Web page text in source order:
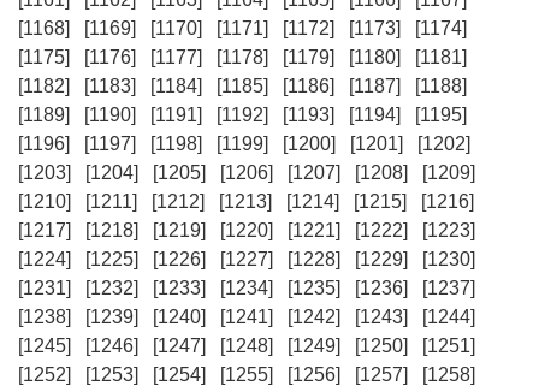
[1168]
[1169] [1170] [1171] [1172] [1173]
[1174]
[1175]
[1176] [1177] [1178] [1179] [1180]
[1181]
[1182]
[1183] [1184] [1185] [1186] [1187]
[1188]
[1189]
[1190] [1191] [1192] [1193] [1194]
[1195]
[1196]
[1197] [1198] [1199] [1200] [1201]
[1202]
[1203]
[1204] [1205] [1206] [1207] [1208]
[1209]
[1210]
[1211] [1212] [1213] [1214] [1215]
[1216]
[1217]
[1218] [1219] [1220] [1221] [1222]
[1223]
[1224]
[1225] [1226] [1227] [1228] [1229]
[1230]
[1231]
[1232] [1233] [1234] [1235] [1236]
[1237]
[1238]
[1239] [1240] [1241] [1242] [1243]
[1244]
[1245]
[1246] [1247] [1248] [1249] [1250]
[1251]
[1252]
[1253] [1254] [1255] [1256] [1257]
[1258]